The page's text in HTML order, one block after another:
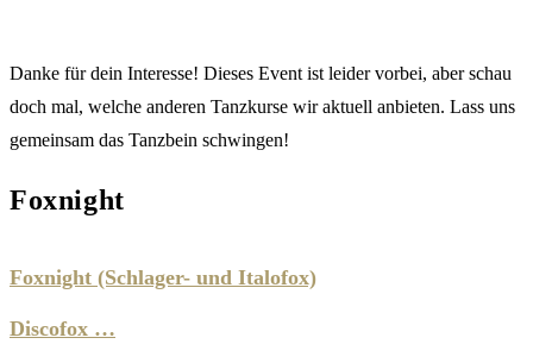
Danke für dein Interesse! Dieses Event ist leider vorbei, aber schau
doch mal, welche anderen Tanzkurse wir aktuell anbieten. Lass uns
gemeinsam das Tanzbein schwingen!
Foxnight
Foxnight (Schlager- und Italofox)
Discofox …